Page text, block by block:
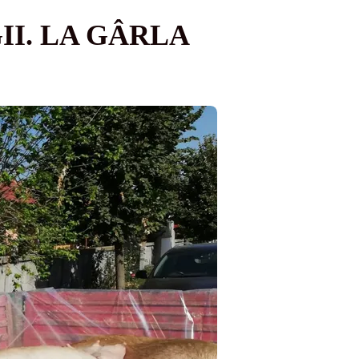
LA GÂRLA